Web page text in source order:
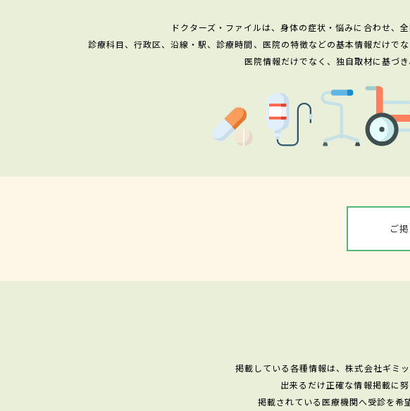
ドクターズ・ファイルは、身体の症状・悩みに合わせ、
診療科目、行政区、沿線・駅、診療時間、医院の特徴などの基本情報だけで
医院情報だけでなく、独自取材に基づ
ご
掲載している各種情報は、株式会社ギミ
出来るだけ正確な情報掲載に
掲載されている医療機関へ受診を希